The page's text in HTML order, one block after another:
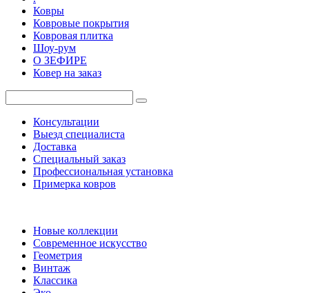
Ковры
Ковровые покрытия
Ковровая плитка
Шоу-рум
О ЗЕФИРЕ
Ковер на заказ
Консультации
Выезд специалиста
Доставка
Специальный заказ
Профессиональная установка
Примерка ковров
Новые коллекции
Современное искусство
Геометрия
Винтаж
Классика